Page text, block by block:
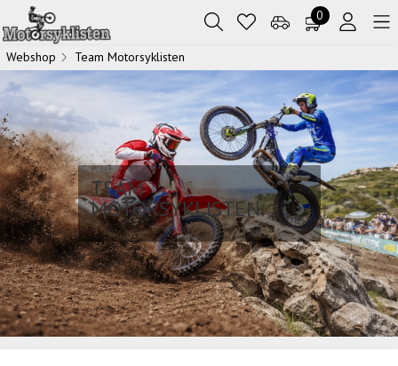
0
Webshop Team Motorsyklisten
TEAM
MOTORSYKLISTEN